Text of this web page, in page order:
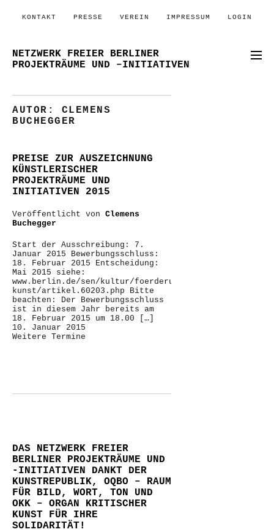
KONTAKT PRESSE VEREIN IMPRESSUM LOGIN
NETZWERK FREIER BERLINER
PROJEKTRÄUME UND –INITIATIVEN
AUTOR: CLEMENS
BUCHEGGER
PREISE ZUR AUSZEICHNUNG
KÜNSTLERISCHER
PROJEKTRÄUME UND
INITIATIVEN 2015
Veröffentlicht von Clemens
Buchegger
Start der Ausschreibung: 7.
Januar 2015 Bewerbungsschluss:
18. Februar 2015 Entscheidung:
Mai 2015 siehe:
www.berlin.de/sen/kultur/foerderung/
kunst/artikel.60203.php Bitte
beachten: Der Bewerbungsschluss
ist in diesem Jahr bereits am
18. Februar 2015 um 18.00 […]
10. Januar 2015
Weitere Termine
DAS NETZWERK FREIER
BERLINER PROJEKTRÄUME UND
-INITIATIVEN DANKT DER
KUNSTREPUBLIK, OQBO – RAUM
FÜR BILD, WORT, TON UND
OKK – ORGAN KRITISCHER
KUNST FÜR IHRE
SOLIDARITÄT!